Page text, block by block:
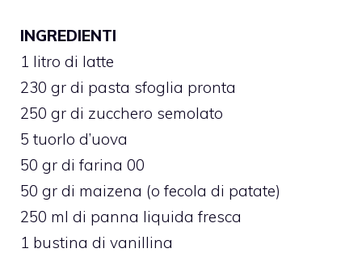
INGREDIENTI
1 litro di latte
230 gr di pasta sfoglia pronta
250 gr di zucchero semolato
5 tuorlo d’uova
50 gr di farina 00
50 gr di maizena (o fecola di patate)
250 ml di panna liquida fresca
1 bustina di vanillina